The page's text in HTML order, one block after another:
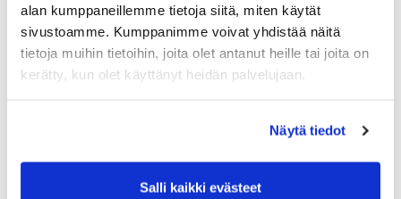
alan kumppaneillemme tietoja siitä, miten käytät
sivustoamme. Kumppanimme voivat yhdistää näitä
tietoja muihin tietoihin, joita olet antanut heille tai joita on
kerätty, kun olet käyttänyt heidän palvelujaan.
Näytä tiedot
Salli kaikki evästeet
Senioritiistai 12
12.08.
Green Card kurssi Ke 12.8. klo 16:30-20:30
Kaikki tapahtumat >>